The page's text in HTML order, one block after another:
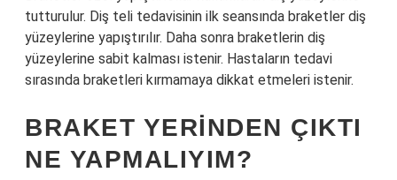
tutturulur. Diş teli tedavisinin ilk seansında braketler diş
yüzeylerine yapıştırılır. Daha sonra braketlerin diş
yüzeylerine sabit kalması istenir. Hastaların tedavi
sırasında braketleri kırmamaya dikkat etmeleri istenir.
BRAKET YERINDEN ÇIKTI
NE YAPMALIYIM?